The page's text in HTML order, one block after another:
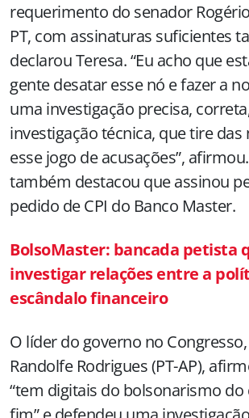
requerimento do senador
PT, com assinaturas suficientes
declarou Teresa. “Eu acho que
gente desatar esse nó e fazer a
uma investigação precisa,
investigação técnica, que tire das
esse jogo de acusações”,
também destacou que assinou
pedido de CPI do Banco Master.
BolsoMaster: bancada petista
investigar relações entre a
escândalo financeiro
O líder do governo no
Randolfe Rodrigues (PT-AP),
“tem digitais do bolsonarismo do